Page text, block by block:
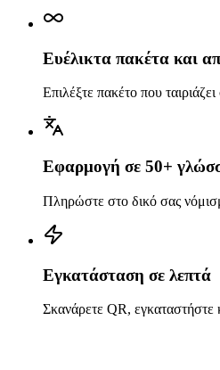
Ευέλικτα πακέτα και
Επιλέξτε πακέτο που
Εφαρμογή σε 50+
Πληρώστε στο δικό σας
Εγκατάσταση σε λεπτά
Σκανάρετε QR, εγκαταστήστε